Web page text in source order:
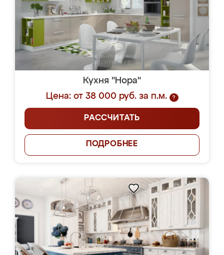
Кухня "Нора"
Цена: от 38 000 руб. за п.м.
?
РАССЧИТАТЬ
ПОДРОБНЕЕ